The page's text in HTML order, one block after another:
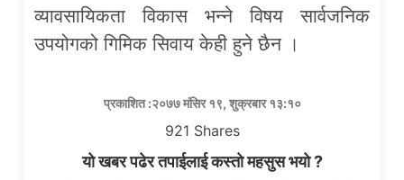
व्यावसायिकता विकास भन्ने विषय सार्वजनिक
उपयोगको गिमिक सिवाय केही हुने छैन ।
प्रकाशित :२०७७ मंसिर १९, शुक्रबार १३:१०
921 Shares
यो खबर पढेर तपाईलाई कस्तो महसुस भयो ?